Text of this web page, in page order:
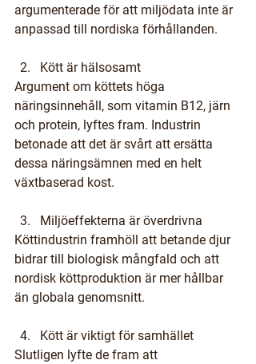
argumenterade för att miljödata inte är
anpassad till nordiska förhållanden.
Kött är hälsosamt
Argument om köttets höga
näringsinnehåll, som vitamin B12, järn
och protein, lyftes fram. Industrin
betonade att det är svårt att ersätta
dessa näringsämnen med en helt
växtbaserad kost.
Miljöeffekterna är överdrivna
Köttindustrin framhöll att betande djur
bidrar till biologisk mångfald och att
nordisk köttproduktion är mer hållbar
än globala genomsnitt.
Kött är viktigt för samhället
Slutligen lyfte de fram att